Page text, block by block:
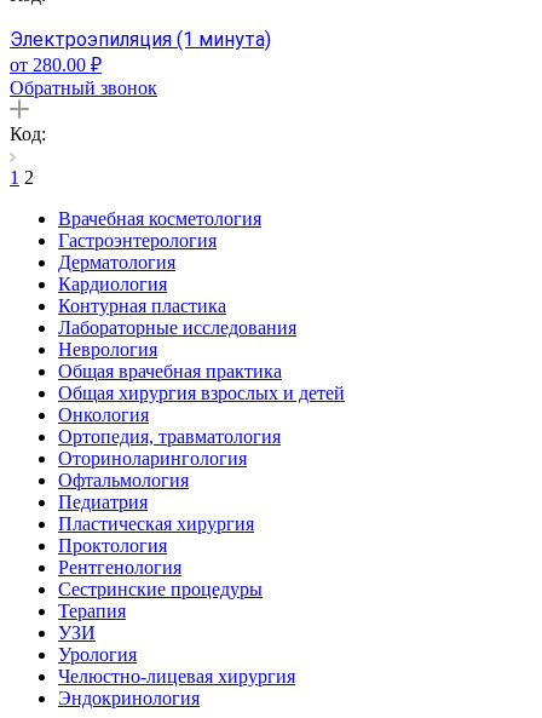
Электроэпиляция (1 минута)
от 280.00 ₽
Обратный звонок
Код:
1 2
Врачебная косметология
Гастроэнтерология
Дерматология
Кардиология
Контурная пластика
Лабораторные исследования
Неврология
Общая врачебная практика
Общая хирургия взрослых и детей
Онкология
Ортопедия, травматология
Оториноларингология
Офтальмология
Педиатрия
Пластическая хирургия
Проктология
Рентгенология
Сестринские процедуры
Терапия
УЗИ
Урология
Челюстно-лицевая хирургия
Эндокринология